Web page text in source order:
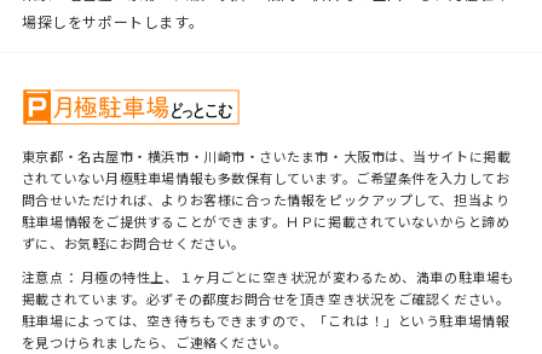
場探しをサポートします。
東京都・名古屋市・横浜市・川崎市・さいたま市・大阪市は、当サイトに掲載
されていない月極駐車場情報も多数保有しています。ご希望条件を入力してお
問合せいただければ、よりお客様に合った情報をピックアップして、担当より
駐車場情報をご提供することができます。ＨＰに掲載されていないからと諦め
ずに、お気軽にお問合せください。
注意点： 月極の特性上、１ヶ月ごとに空き状況が変わるため、満車の駐車場も
掲載されています。必ずその都度お問合せを頂き空き状況をご確認ください。
駐車場によっては、空き待ちもできますので、「これは！」という駐車場情報
を見つけられましたら、ご連絡ください。